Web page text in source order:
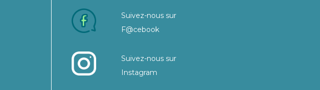
Suivez-nous sur
F@cebook
Suivez-nous sur
Instagram